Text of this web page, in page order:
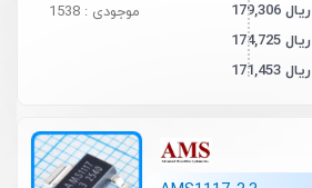
179,306 ریال
174,725 ریال
171,453 ریال
موجودی : 1538